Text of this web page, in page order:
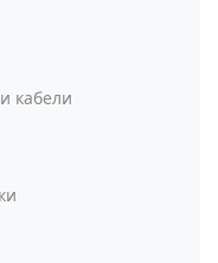
кабели